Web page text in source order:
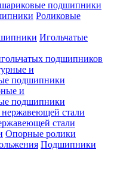
подшипники
Роликовые
Игольчатые
подшипников
и
подшипники
стали
Опорные ролики
Подшипники